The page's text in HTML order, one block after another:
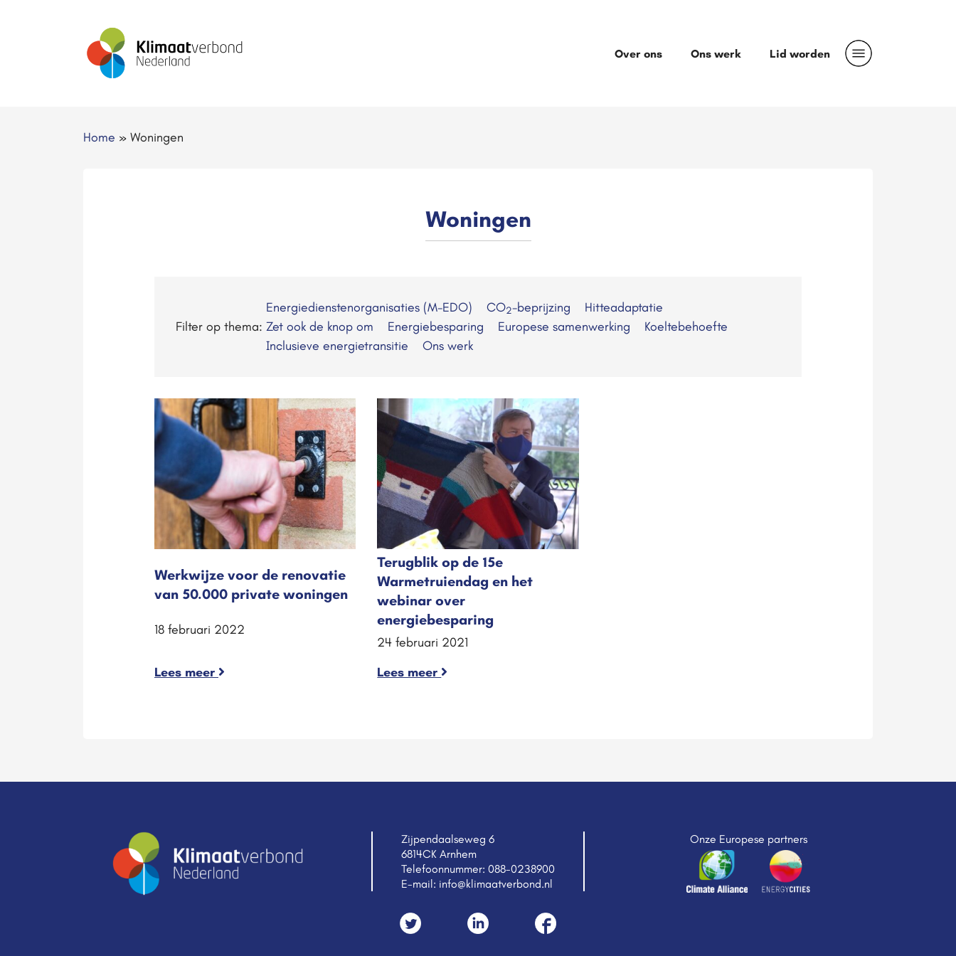
Over ons Ons werk Lid worden
Home » Woningen
Woningen
Filter op thema:
Energiedienstenorganisaties (M-EDO) CO2-beprijzing
Hitteadaptatie
Zet ook de knop om
Energiebesparing Europese samenwerking
Koeltebehoefte
Inclusieve energietransitie
Ons werk
Werkwijze voor de renovatie
van 50.000 private woningen
18 februari 2022
Lees meer
Terugblik op de 15e
Warmetruiendag en het
webinar over
energiebesparing
24 februari 2021
Lees meer
Zijpendaalseweg 6
6814CK Arnhem
Telefoonnummer: 088-0238900
E-mail: info@klimaatverbond.nl
Onze Europese partners